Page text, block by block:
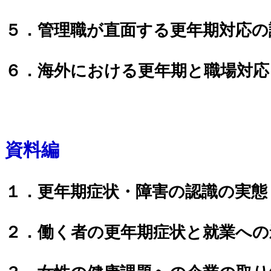
５．管理職が直面する更年期対応
６．海外における更年期と職場対応
資料編
１．更年期症状・障害の認識の実態
２．働く者の更年期症状と就業へ